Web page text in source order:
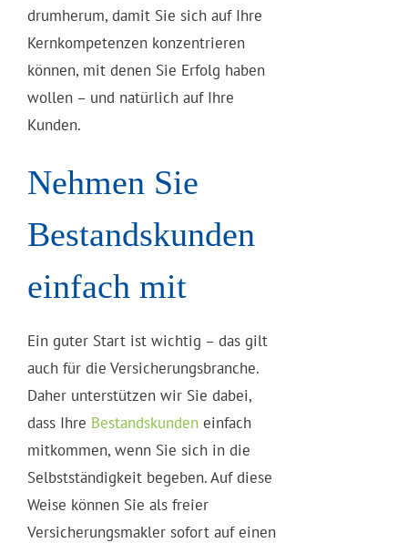
drumherum, damit Sie sich auf Ihre
Kernkompetenzen konzentrieren
können, mit denen Sie Erfolg haben
wollen – und natürlich auf Ihre
Kunden.
Nehmen Sie
Bestandskunden
einfach mit
Ein guter Start ist wichtig – das gilt
auch für die Versicherungsbranche.
Daher unterstützen wir Sie dabei,
dass Ihre Bestandskunden einfach
mitkommen, wenn Sie sich in die
Selbstständigkeit begeben. Auf diese
Weise können Sie als freier
Versicherungsmakler sofort auf einen